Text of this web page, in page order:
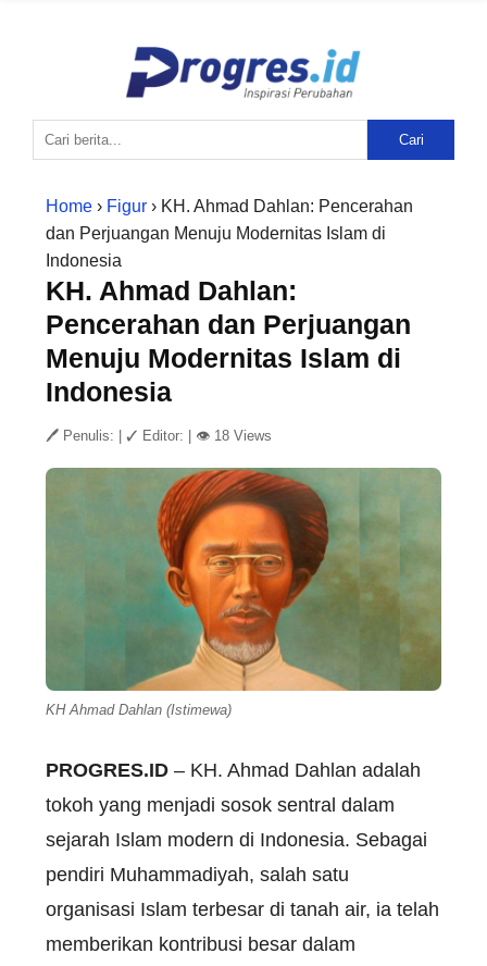
Cari
Home › Figur › KH. Ahmad Dahlan: Pencerahan
dan Perjuangan Menuju Modernitas Islam di
Indonesia
KH. Ahmad Dahlan:
Pencerahan dan Perjuangan
Menuju Modernitas Islam di
Indonesia
🖊 Penulis: ✓ Editor: 👁 18 Views
KH Ahmad Dahlan (Istimewa)
PROGRES.ID – KH. Ahmad Dahlan adalah
tokoh yang menjadi sosok sentral dalam
sejarah Islam modern di Indonesia. Sebagai
pendiri Muhammadiyah, salah satu
organisasi Islam terbesar di tanah air, ia telah
memberikan kontribusi besar dalam